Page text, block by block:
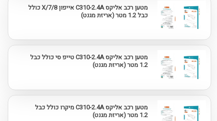
מטען רכב אליקס C310-2.4A אייפון 7/8/X כולל
כבל 1.2 מטר (אריזת מגנט)
מטען רכב אליקס C310-2.4A טייפ סי כולל כבל
1.2 מטר (אריזת מגנט)
מטען רכב אליקס C310-2.4A מיקרו כולל כבל
1.2 מטר (אריזת מגנט)